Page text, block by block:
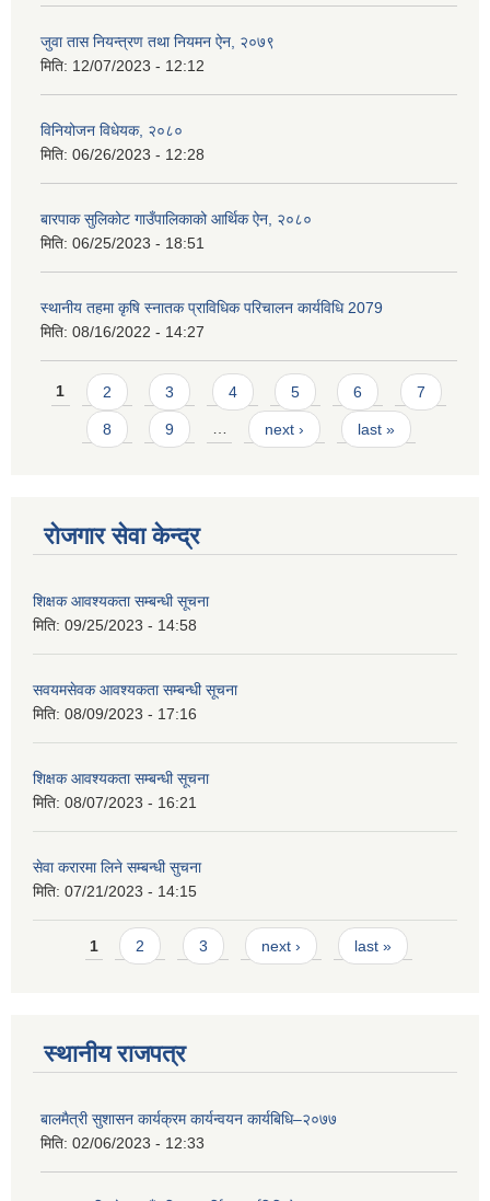
जुवा तास नियन्त्रण तथा नियमन ऐन, २०७९
मिति: 12/07/2023 - 12:12
विनियोजन विधेयक, २०८०
मिति: 06/26/2023 - 12:28
बारपाक सुलिकोट गाउँपालिकाको आर्थिक ऐन, २०८०
मिति: 06/25/2023 - 18:51
स्थानीय तहमा कृषि स्नातक प्राविधिक परिचालन कार्यविधि 2079
मिति: 08/16/2022 - 14:27
Pages
1 2 3 4 5 6 7
8 9 … next › last »
रोजगार सेवा केन्द्र
शिक्षक आवश्यकता सम्बन्धी सूचना
मिति: 09/25/2023 - 14:58
सवयमसेवक आवश्यकता सम्बन्धी सूचना
मिति: 08/09/2023 - 17:16
शिक्षक आवश्यकता सम्बन्धी सूचना
मिति: 08/07/2023 - 16:21
सेवा करारमा लिने सम्बन्धी सुचना
मिति: 07/21/2023 - 14:15
Pages
1 2 3 next › last »
स्थानीय राजपत्र
बालमैत्री सुशासन कार्यक्रम कार्यन्वयन कार्यबिधि–२०७७
मिति: 02/06/2023 - 12:33